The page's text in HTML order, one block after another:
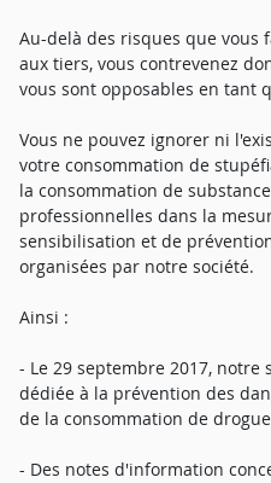
Au-delà des risques que vous
aux tiers, vous contrevenez
vous sont opposables en tant
Vous ne pouvez ignorer ni
votre consommation de
la consommation de
professionnelles dans la
sensibilisation et de
organisées par notre société.
Ainsi :
- Le 29 septembre 2017,
dédiée à la prévention des
de la consommation de
- Des notes d'information